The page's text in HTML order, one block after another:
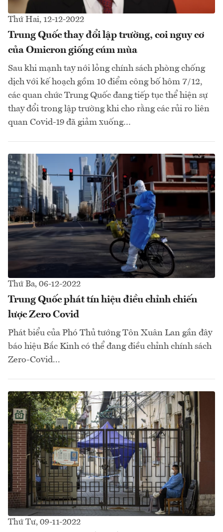
Thứ Hai, 12-12-2022
Trung Quốc thay đổi lập trường, coi nguy cơ
của Omicron giống cúm mùa
Sau khi mạnh tay nới lỏng chính sách phòng chống
dịch với kế hoạch gồm 10 điểm công bố hôm 7/12,
các quan chức Trung Quốc đang tiếp tục thể hiện sự
thay đổi trong lập trường khi cho rằng các rủi ro liên
quan Covid-19 đã giảm xuống...
Thứ Ba, 06-12-2022
Trung Quốc phát tín hiệu điều chỉnh chiến
lược Zero Covid
Phát biểu của Phó Thủ tướng Tôn Xuân Lan gần đây
báo hiệu Bắc Kinh có thể đang điều chỉnh chính sách
Zero-Covid...
Thứ Tư, 09-11-2022